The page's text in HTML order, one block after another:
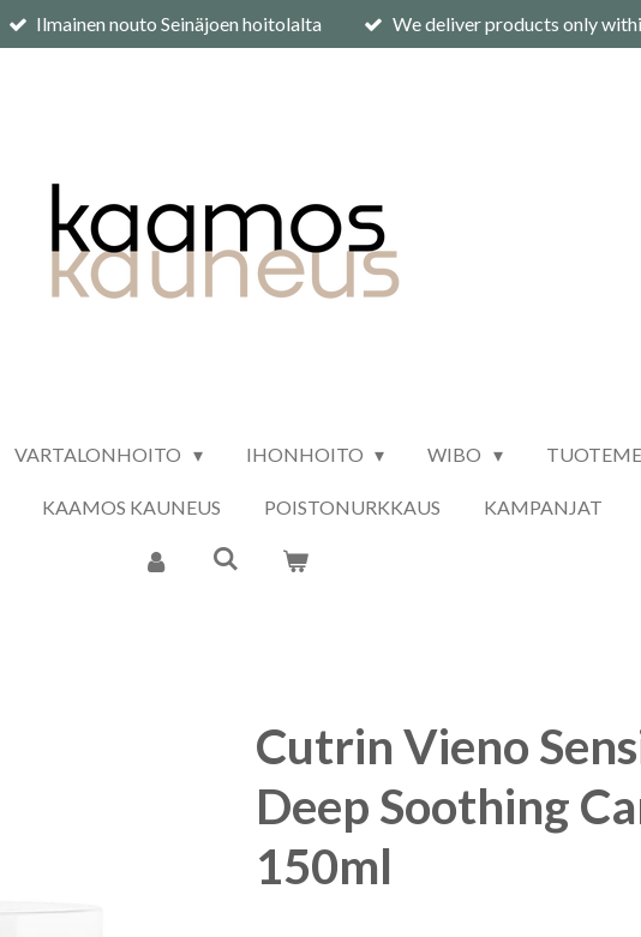
Ilmainen nouto Seinäjoen hoitolalta We deliver products only
VARTALONHOITO IHONHOITO WIBO
KAAMOS KAUNEUS POISTONURKKAUS KAMPANJAT
Cutrin Vieno
Deep Soothing
150ml